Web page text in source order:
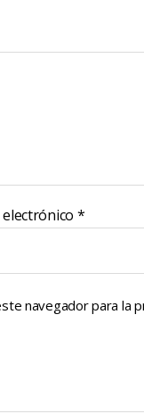
*
navegador para la